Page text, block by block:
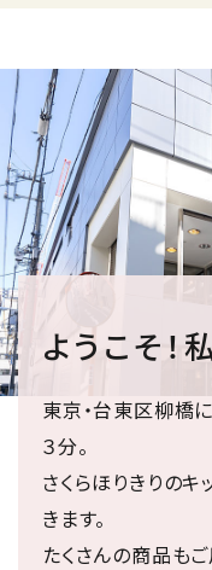
ようこそ！
東京・台東区柳橋
３分。
さくらほりきりのキ
きます。
たくさんの商品も